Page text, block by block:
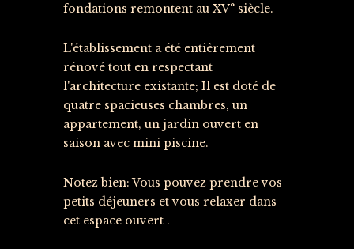
fondations remontent au XV° siècle.
L'établissement a été entièrement
rénové tout en respectant
l'architecture existante; Il est doté de
quatre spacieuses chambres, un
appartement, un jardin ouvert en
saison avec mini piscine.
Notez bien: Vous pouvez prendre vos
petits déjeuners et vous relaxer dans
cet espace ouvert .